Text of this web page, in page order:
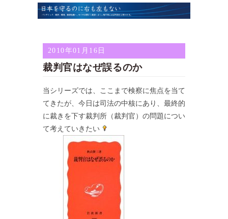
2010年01月16日
裁判官はなぜ誤るのか
当シリーズでは、ここまで検察に焦点を当て
てきたが、今日は司法の中核にあり、最終的
に裁きを下す裁判所（裁判官）の問題につい
て考えていきたい